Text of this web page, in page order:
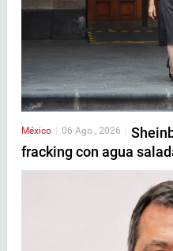
México 06 Ago , 2026
fracking con agua